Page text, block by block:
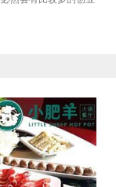
要有50万资金你准备